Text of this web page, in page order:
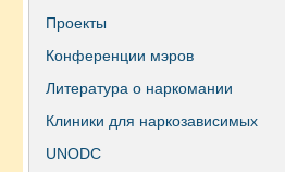
Проекты
Конференции мэров
Литература о наркомании
Клиники для наркозависимых
UNODC